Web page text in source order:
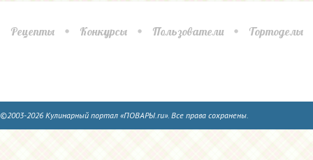
Рецепты Конкурсы Пользователи Тортоделы
©2003-2026 Кулинарный портал «ПОВАРЫ.ru». Все права сохранены.